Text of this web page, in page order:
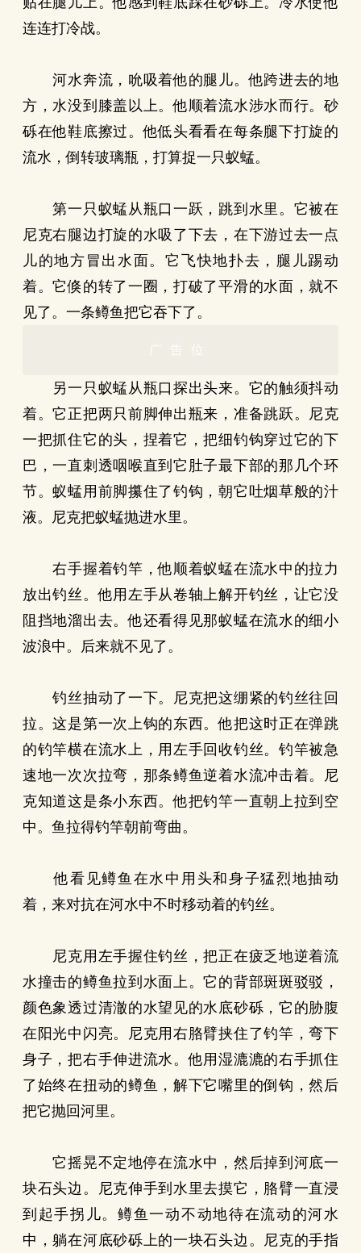
连连打冷战。
河水奔流，吮吸着他的腿儿。他跨进去的地
方，水没到膝盖以上。他顺着流水涉水而行。砂
砾在他鞋底擦过。他低头看看在每条腿下打旋的
流水，倒转玻璃瓶，打算捉一只蚁蜢。
第一只蚁蜢从瓶口一跃，跳到水里。它被在
尼克右腿边打旋的水吸了下去，在下游过去一点
儿的地方冒出水面。它飞快地扑去，腿儿踢动
着。它倏的转了一圈，打破了平滑的水面，就不
见了。一条鳟鱼把它吞下了。
广告位
另一只蚁蜢从瓶口探出头来。它的触须抖动
着。它正把两只前脚伸出瓶来，准备跳跃。尼克
一把抓住它的头，捏着它，把细钓钩穿过它的下
巴，一直刺透咽喉直到它肚子最下部的那几个环
节。蚁蜢用前脚攥住了钓钩，朝它吐烟草般的汁
液。尼克把蚁蜢抛进水里。
右手握着钓竿，他顺着蚁蜢在流水中的拉力
放出钓丝。他用左手从卷轴上解开钓丝，让它没
阻挡地溜出去。他还看得见那蚁蜢在流水的细小
波浪中。后来就不见了。
钓丝抽动了一下。尼克把这绷紧的钓丝往回
拉。这是第一次上钩的东西。他把这时正在弹跳
的钓竿横在流水上，用左手回收钓丝。钓竿被急
速地一次次拉弯，那条鳟鱼逆着水流冲击着。尼
克知道这是条小东西。他把钓竿一直朝上拉到空
中。鱼拉得钓竿朝前弯曲。
他看见鳟鱼在水中用头和身子猛烈地抽动
着，来对抗在河水中不时移动着的钓丝。
尼克用左手握住钓丝，把正在疲乏地逆着流
水撞击的鳟鱼拉到水面上。它的背部斑斑驳驳，
颜色象透过清澈的水望见的水底砂砾，它的胁腹
在阳光中闪亮。尼克用右胳臂挟住了钓竿，弯下
身子，把右手伸进流水。他用湿漉漉的右手抓住
了始终在扭动的鳟鱼，解下它嘴里的倒钩，然后
把它抛回河里。
它摇晃不定地停在流水中，然后掉到河底一
块石头边。尼克伸手到水里去摸它，胳臂一直浸
到起手拐儿。鳟鱼一动不动地待在流动的河水
中，躺在河底砂砾上的一块石头边。尼克的手指